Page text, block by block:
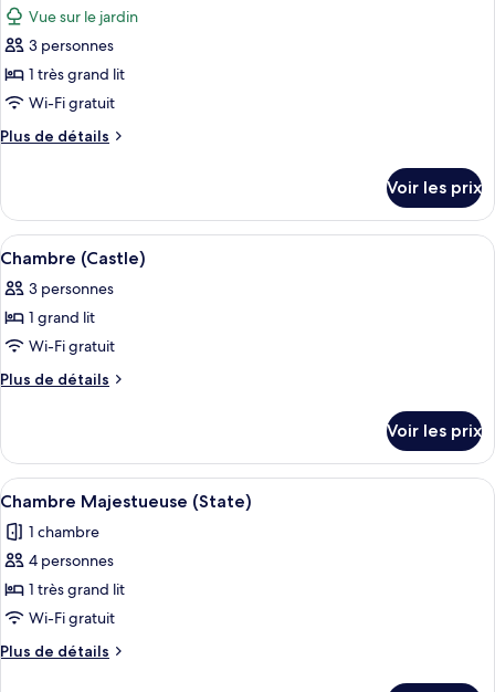
(State)
Chambre
Junior
les
photos
pour
ce
type
de
Chambre
(Valley
Castle)
Vue sur le jardin
3 personnes
1 très grand lit
Wi-Fi gratuit
Plus de détails
Plus
le
type
de
Chambre
(Valley
Voir les prix
Afficher
toutes
les
photos
pour
ce
chambre :
Chambre
(Castle)
Un lit bien fait, agrémenté
10
Chambre (Castle)
3 personnes
1 grand lit
Wi-Fi gratuit
Plus de détails
Plus
le
type
de
Chambre
(Castle)
Voir les prix
Afficher
toutes
les
photos
pour
ce
type
de
Une chambre à coucher avec un
5
Chambre Majestueuse (State)
1 chambre
4 personnes
1 très grand lit
Wi-Fi gratuit
Plus de détails
Plus